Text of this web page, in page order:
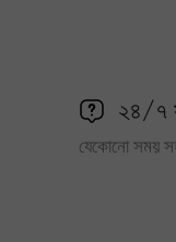
২৪/৭
যেকোনো সময়